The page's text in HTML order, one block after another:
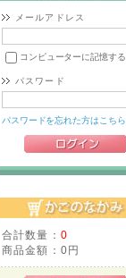
メールアドレス
コンピューターに記憶する
パスワード
パスワードを忘れた方はこちら
合計数量： 0
商品金額： 0円